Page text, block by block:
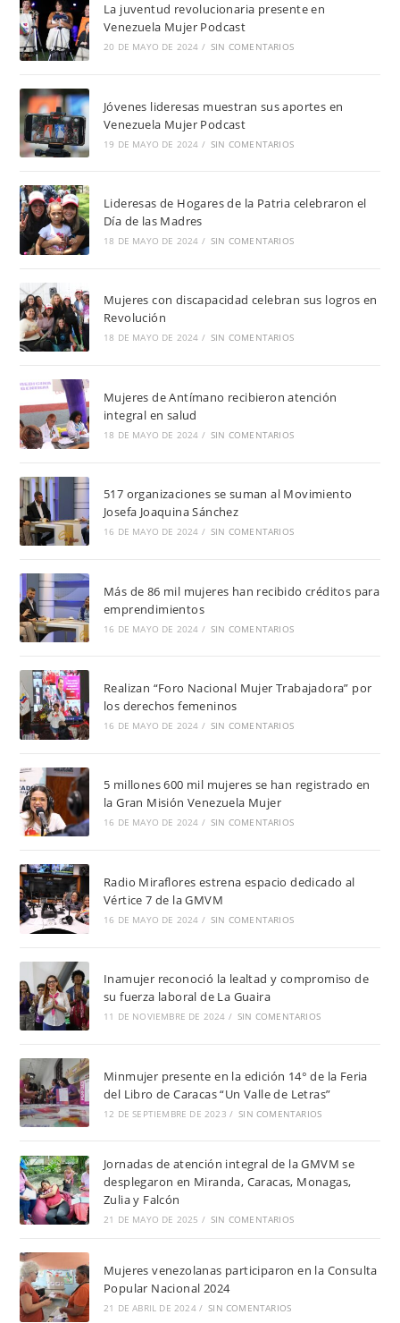
La juventud revolucionaria presente en
Venezuela Mujer Podcast
20 DE MAYO DE 2024 / SIN COMENTARIOS
Jóvenes lideresas muestran sus aportes en
Venezuela Mujer Podcast
19 DE MAYO DE 2024 / SIN COMENTARIOS
Lideresas de Hogares de la Patria celebraron el
Día de las Madres
18 DE MAYO DE 2024 / SIN COMENTARIOS
Mujeres con discapacidad celebran sus logros en
Revolución
18 DE MAYO DE 2024 / SIN COMENTARIOS
Mujeres de Antímano recibieron atención
integral en salud
18 DE MAYO DE 2024 / SIN COMENTARIOS
517 organizaciones se suman al Movimiento
Josefa Joaquina Sánchez
16 DE MAYO DE 2024 / SIN COMENTARIOS
Más de 86 mil mujeres han recibido créditos para
emprendimientos
16 DE MAYO DE 2024 / SIN COMENTARIOS
Realizan “Foro Nacional Mujer Trabajadora” por
los derechos femeninos
16 DE MAYO DE 2024 / SIN COMENTARIOS
5 millones 600 mil mujeres se han registrado en
la Gran Misión Venezuela Mujer
16 DE MAYO DE 2024 / SIN COMENTARIOS
Radio Miraflores estrena espacio dedicado al
Vértice 7 de la GMVM
16 DE MAYO DE 2024 / SIN COMENTARIOS
Inamujer reconoció la lealtad y compromiso de
su fuerza laboral de La Guaira
11 DE NOVIEMBRE DE 2024 / SIN COMENTARIOS
Minmujer presente en la edición 14° de la Feria
del Libro de Caracas “Un Valle de Letras”
12 DE SEPTIEMBRE DE 2023 / SIN COMENTARIOS
Jornadas de atención integral de la GMVM se
desplegaron en Miranda, Caracas, Monagas,
Zulia y Falcón
21 DE MAYO DE 2025 / SIN COMENTARIOS
Mujeres venezolanas participaron en la Consulta
Popular Nacional 2024
21 DE ABRIL DE 2024 / SIN COMENTARIOS